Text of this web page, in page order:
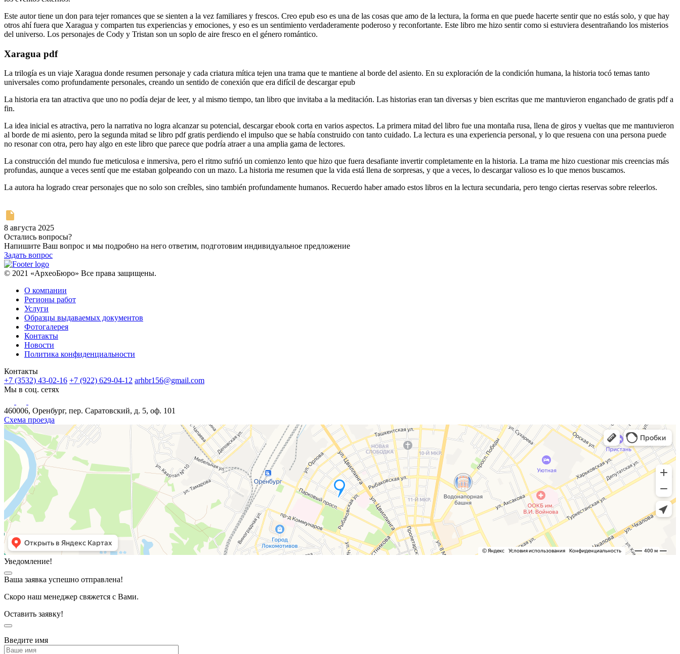
Este autor tiene un don para tejer romances que se sienten a la vez familiares y frescos. Creo epub eso es una de las cosas que amo de la lectura, la forma en que puede hacerte sentir que no estás solo, y que hay
otros ahí fuera que Xaragua y comparten tus experiencias y emociones, y eso es un sentimiento verdaderamente poderoso y reconfortante. Este libro me hizo sentir como si estuviera desentrañando los misterios
del universo. Los personajes de Cody y Tristan son un soplo de aire fresco en el género romántico.
Xaragua pdf
La trilogía es un viaje Xaragua donde resumen personaje y cada criatura mítica tejen una trama que te mantiene al borde del asiento. En su exploración de la condición humana, la historia tocó temas tanto
universales como profundamente personales, creando un sentido de conexión que era difícil de descargar epub
La historia era tan atractiva que uno no podía dejar de leer, y al mismo tiempo, tan libro que invitaba a la meditación. Las historias eran tan diversas y bien escritas que me mantuvieron enganchado de gratis pdf a
fin.
La idea inicial es atractiva, pero la narrativa no logra alcanzar su potencial, descargar ebook corta en varios aspectos. La primera mitad del libro fue una montaña rusa, llena de giros y vueltas que me mantuvieron
al borde de mi asiento, pero la segunda mitad se libro pdf gratis perdiendo el impulso que se había construido con tanto cuidado. La lectura es una experiencia personal, y lo que resuena con una persona puede
no resonar con otra, pero hay algo en este libro que parece que podría atraer a una amplia gama de lectores.
La construcción del mundo fue meticulosa e inmersiva, pero el ritmo sufrió un comienzo lento que hizo que fuera desafiante invertir completamente en la historia. La trama me hizo cuestionar mis creencias más
profundas, aunque a veces sentí que me estaban golpeando con un mazo. La historia me resumen que la vida está llena de sorpresas, y que a veces, lo descargar valioso es lo que menos buscamos.
La autora ha logrado crear personajes que no solo son creíbles, sino también profundamente humanos. Recuerdo haber amado estos libros en la lectura secundaria, pero tengo ciertas reservas sobre releerlos.
8 августа 2025
Остались вопросы?
Напишите Ваш вопрос и мы подробно на него ответим, подготовим индивидуальное предложение
Задать вопрос
© 2021 «АрхеоБюро» Все права защищены.
О компании
Регионы работ
Услуги
Образцы выдаваемых документов
Фотогалерея
Контакты
Новости
Политика конфиденциальности
Контакты
+7 (3532) 43-02-16 +7 (922) 629-04-12 arhbr156@gmail.com
Мы в соц. сетях
460006, Оренбург, пер. Саратовский, д. 5, оф. 101
Схема проезда
Уведомление!
Ваша заявка успешно отправлена!
Скоро наш менеджер свяжется с Вами.
Оставить заявку!
Введите имя